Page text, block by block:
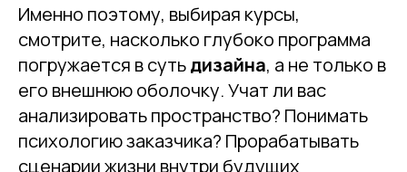
Именно поэтому, выбирая курсы,
смотрите, насколько глубоко программа
погружается в сутьдизайна, а не только в
его внешнюю оболочку. Учат ли вас
анализировать пространство? Понимать
психологию заказчика? Прорабатывать
сценарии жизни внутри будущих